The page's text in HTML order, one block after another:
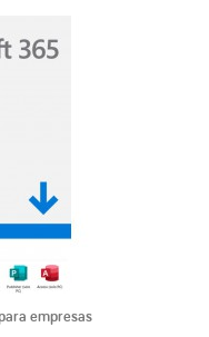
empresas